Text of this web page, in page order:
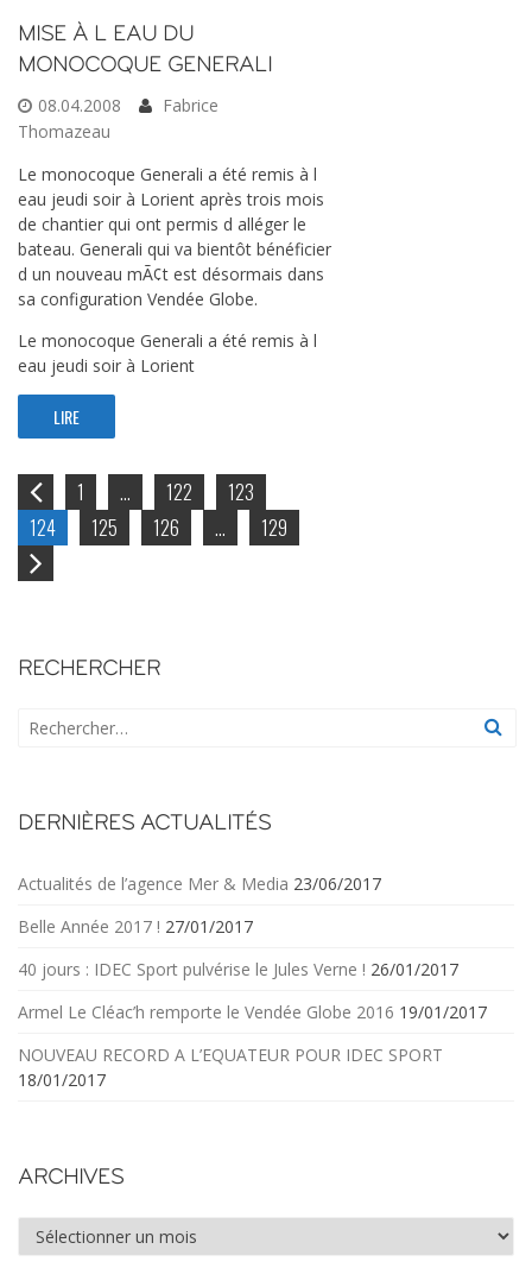
MISE À L EAU DU
MONOCOQUE GENERALI
08.04.2008
Fabrice
Thomazeau
Le monocoque Generali a été remis à l
eau jeudi soir à Lorient après trois mois
de chantier qui ont permis d alléger le
bateau. Generali qui va bientôt bénéficier
d un nouveau mÃ¢t est désormais dans
sa configuration Vendée Globe.
Le monocoque Generali a été remis à l
eau jeudi soir à Lorient
LIRE
P
r
e
i
u
1 … 122
123
124
125 126 … 129
N
x
RECHERCHER
DERNIÈRES ACTUALITÉS
Actualités de l’agence Mer & Media 23/06/2017
Belle Année 2017 ! 27/01/2017
40 jours : IDEC Sport pulvérise le Jules Verne ! 26/01/2017
Armel Le Cléac’h remporte le Vendée Globe 2016 19/01/2017
NOUVEAU RECORD A L’EQUATEUR POUR IDEC SPORT
18/01/2017
ARCHIVES
Archives